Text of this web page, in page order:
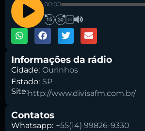
Buscar rádio
00:00
1X
Informações da rádio
Cidade: Ourinhos
Estado: SP
Site:http://www.divisafm.com.br/
Contatos
Whatsapp: +55(14) 99826-9330